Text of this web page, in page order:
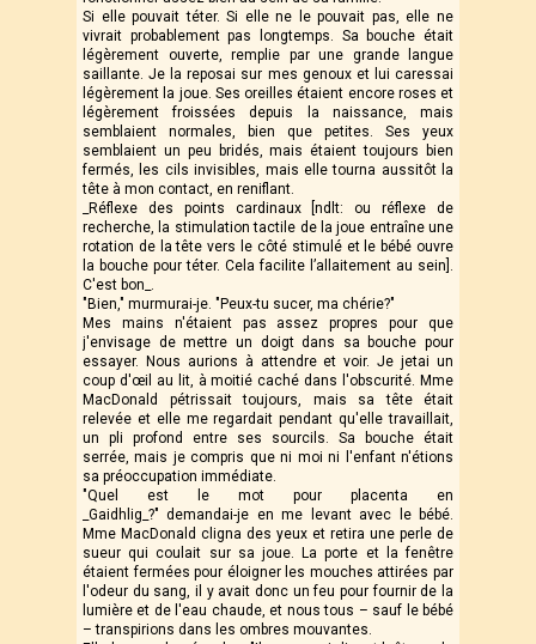
Si elle pouvait téter. Si elle ne le pouvait pas, elle ne
vivrait probablement pas longtemps. Sa bouche était
légèrement ouverte, remplie par une grande langue
saillante. Je la reposai sur mes genoux et lui caressai
légèrement la joue. Ses oreilles étaient encore roses et
légèrement froissées depuis la naissance, mais
semblaient normales, bien que petites. Ses yeux
semblaient un peu bridés, mais étaient toujours bien
fermés, les cils invisibles, mais elle tourna aussitôt la
tête à mon contact, en reniflant.
_Réflexe des points cardinaux [ndlt: ou réflexe de
recherche, la stimulation tactile de la joue entraîne une
rotation de la tête vers le côté stimulé et le bébé ouvre
la bouche pour téter. Cela facilite l’allaitement au sein].
C'est bon_.
"Bien," murmurai-je. "Peux-tu sucer, ma chérie?"
Mes mains n'étaient pas assez propres pour que
j'envisage de mettre un doigt dans sa bouche pour
essayer. Nous aurions à attendre et voir. Je jetai un
coup d'œil au lit, à moitié caché dans l'obscurité. Mme
MacDonald pétrissait toujours, mais sa tête était
relevée et elle me regardait pendant qu'elle travaillait,
un pli profond entre ses sourcils. Sa bouche était
serrée, mais je compris que ni moi ni l'enfant n'étions
sa préoccupation immédiate.
"Quel est le mot pour placenta en
_Gaidhlig_?" demandai-je en me levant avec le bébé.
Mme MacDonald cligna des yeux et retira une perle de
sueur qui coulait sur sa joue. La porte et la fenêtre
étaient fermées pour éloigner les mouches attirées par
l'odeur du sang, il y avait donc un feu pour fournir de la
lumière et de l'eau chaude, et nous tous – sauf le bébé
– transpirions dans les ombres mouvantes.